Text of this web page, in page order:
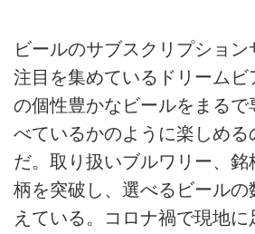
ビールのサブスクリプション
注目を集めているドリームビ
の個性豊かなビールをまるで
べているかのように楽しめる
だ。取り扱いブルワリー、銘
柄を突破し、選べるビールの
えている。コロナ禍で現地に